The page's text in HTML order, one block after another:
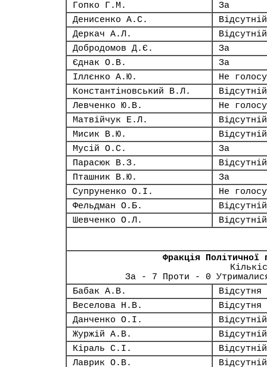
Гопко Г.М.
За
Денисенко А.С.
Відсутній
Деркач А.Л.
Відсутній
Добродомов Д.Є.
За
Єднак О.В.
За
Іллєнко А.Ю.
Не
Константіновський В.Л.
Відсутній
Левченко Ю.В.
Не
Матвійчук Е.Л.
Відсутній
Мисик В.Ю.
Відсутній
Мусій О.С.
За
Парасюк В.З.
Відсутній
Пташник В.Ю.
За
Супруненко О.І.
Не
Фельдман О.Б.
Відсутній
Шевченко О.Л.
Відсутній
Фракція Політичної
За - 7 Проти - 0
Бабак А.В.
Відсутня
Веселова Н.В.
Відсутня
Данченко О.І.
Відсутній
Журжій А.В.
Відсутній
Кіраль С.І.
Відсутній
Лаврик О.В.
Відсутній